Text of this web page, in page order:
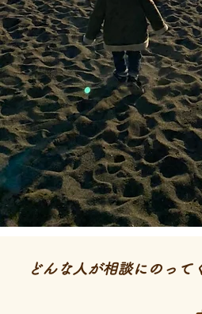
どんな人が相談にのって